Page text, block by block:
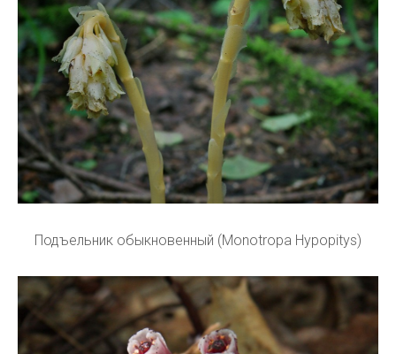
Подъельник обыкновенный (Monotropa Hypopitys)